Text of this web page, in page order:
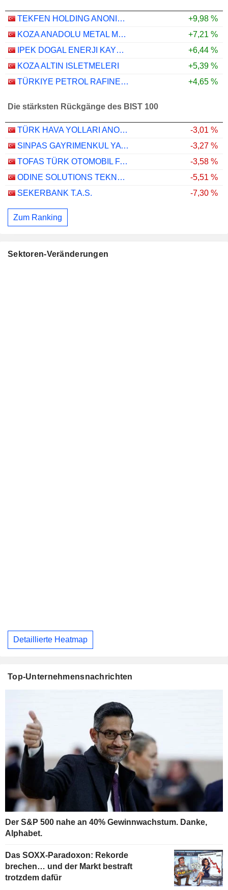
TEKFEN HOLDING ANONIM SIRKETI
+9,98 %
KOZA ANADOLU METAL MADENCILIK ISLETMELERI
+7,21 %
IPEK DOGAL ENERJI KAYNAKLARI ARASTIRMA VE ÜRETIM
+6,44 %
KOZA ALTIN ISLETMELERI
+5,39 %
TÜRKIYE PETROL RAFINERILERI
+4,65 %
Die stärksten Rückgänge des BIST 100
TÜRK HAVA YOLLARI ANONIM ORTAKLIGI
-3,01 %
SINPAS GAYRIMENKUL YATIRIM ORTAKLIGI
-3,27 %
TOFAS TÜRK OTOMOBIL FABRIKASI ANONIM SIRKETI
-3,58 %
ODINE SOLUTIONS TEKNOLOJI TICARET VE SANAYI
-5,51 %
SEKERBANK T.A.S.
-7,30 %
Zum Ranking
Sektoren-Veränderungen
Detaillierte Heatmap
Top-Unternehmensnachrichten
Der S&P 500 nahe an 40% Gewinnwachstum. Danke,
Alphabet.
Das SOXX-Paradoxon: Rekorde
brechen… und der Markt bestraft
trotzdem dafür